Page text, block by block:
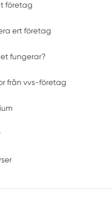
företag
ert företag
fungerar?
från vvs-företag